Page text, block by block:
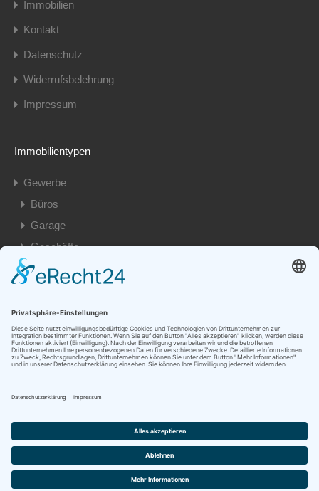
Immobilien
Kontakt
Datenschutz
Widerrufsbelehrung
Impressum
Immobilientypen
Gewerbe
Büros
Garage
Geschäfte
Privat
Eigentumswohnungen
Einfamilienhäuser
Garage
Mehrfamilienhäuser
© 2026. Alle Rechte vorbehalten.